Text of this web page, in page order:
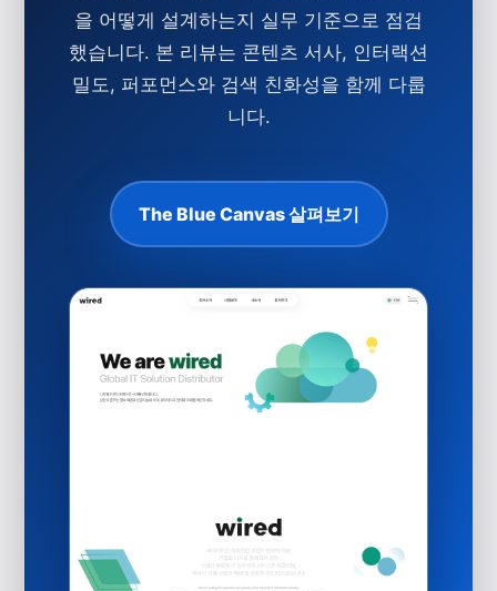
을 어떻게 설계하는지 실무 기준으로 점검
했습니다. 본 리뷰는 콘텐츠 서사, 인터랙션
밀도, 퍼포먼스와 검색 친화성을 함께 다룹
니다.
The Blue Canvas 살펴보기